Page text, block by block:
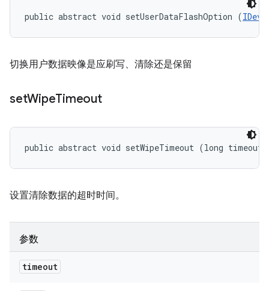
public abstract void setUserDataFlashOption (
切换用户数据映像是应刷写、清除还是保留
setWipeTimeout
public abstract void setWipeTimeout (long timeout)
设置清除数据的超时时间。
参数
timeout